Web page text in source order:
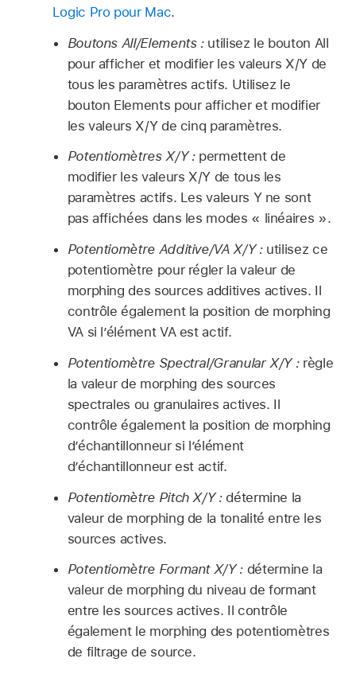
Logic Pro pour Mac.
Boutons All/Elements :utilisez le bouton All
pour afficher et modifier les valeurs X/Y de
tous les paramètres actifs. Utilisez le
bouton Elements pour afficher et modifier
les valeurs X/Y de cinq paramètres.
Potentiomètres X/Y :permettent de
modifier les valeurs X/Y de tous les
paramètres actifs. Les valeurs Y ne sont
pas affichées dans les modes « linéaires ».
Potentiomètre Additive/VA X/Y :utilisez ce
potentiomètre pour régler la valeur de
morphing des sources additives actives. Il
contrôle également la position de morphing
VA si l’élément VA est actif.
Potentiomètre Spectral/Granular X/Y :règle
la valeur de morphing des sources
spectrales ou granulaires actives. Il
contrôle également la position de morphing
d’échantillonneur si l’élément
d’échantillonneur est actif.
Potentiomètre Pitch X/Y :détermine la
valeur de morphing de la tonalité entre les
sources actives.
Potentiomètre Formant X/Y : détermine la
valeur de morphing du niveau de formant
entre les sources actives. Il contrôle
également le morphing des potentiomètres
de filtrage de source.